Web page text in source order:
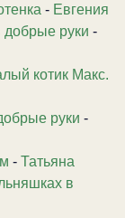
- Евгения
добрые руки -
котик Макс.
руки -
- Татьяна
в